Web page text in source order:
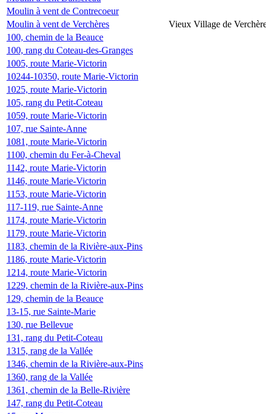
Moulin à vent de Contrecoeur
Moulin à vent de Verchères
Vieux Village de
100, chemin de la Beauce
100, rang du Coteau-des-Granges
1005, route Marie-Victorin
10244-10350, route Marie-Victorin
1025, route Marie-Victorin
105, rang du Petit-Coteau
1059, route Marie-Victorin
107, rue Sainte-Anne
1081, route Marie-Victorin
1100, chemin du Fer-à-Cheval
1142, route Marie-Victorin
1146, route Marie-Victorin
1153, route Marie-Victorin
117-119, rue Sainte-Anne
1174, route Marie-Victorin
1179, route Marie-Victorin
1183, chemin de la Rivière-aux-Pins
1186, route Marie-Victorin
1214, route Marie-Victorin
1229, chemin de la Rivière-aux-Pins
129, chemin de la Beauce
13-15, rue Sainte-Marie
130, rue Bellevue
131, rang du Petit-Coteau
1315, rang de la Vallée
1346, chemin de la Rivière-aux-Pins
1360, rang de la Vallée
1361, chemin de la Belle-Rivière
147, rang du Petit-Coteau